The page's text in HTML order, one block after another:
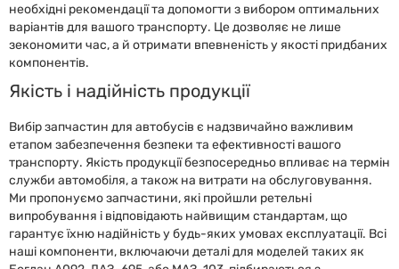
необхідні рекомендації та допомогти з вибором оптимальних
варіантів для вашого транспорту. Це дозволяє не лише
зекономити час, а й отримати впевненість у якості придбаних
компонентів.
Якість і надійність продукції
Вибір запчастин для автобусів є надзвичайно важливим
етапом забезпечення безпеки та ефективності вашого
транспорту. Якість продукції безпосередньо впливає на термін
служби автомобіля, а також на витрати на обслуговування.
Ми пропонуємо запчастини, які пройшли ретельні
випробування і відповідають найвищим стандартам, що
гарантує їхню надійність у будь-яких умовах експлуатації. Всі
наші компоненти, включаючи деталі для моделей таких як